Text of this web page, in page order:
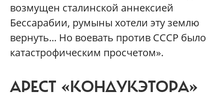
возмущен сталинской аннексией
Бессарабии, румыны хотели эту землю
вернуть... Но воевать против СССР было
катастрофическим просчетом».
АРЕСТ «КОНДУКЭТОРА»